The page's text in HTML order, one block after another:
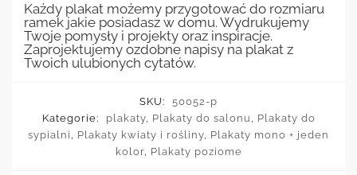
Każdy plakat możemy przygotować do rozmiaru
ramek jakie posiadasz w domu. Wydrukujemy
Twoje pomysły i projekty oraz inspiracje.
Zaprojektujemy ozdobne napisy na plakat z
Twoich ulubionych cytatów.
SKU:
50052-p
Kategorie:
plakaty, Plakaty do salonu , Plakaty do
sypialni , Plakaty kwiaty i rośliny, Plakaty mono + jeden
kolor, Plakaty poziome